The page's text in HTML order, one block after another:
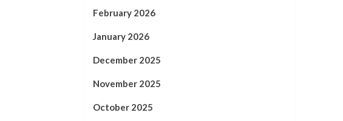
February 2026
January 2026
December 2025
November 2025
October 2025